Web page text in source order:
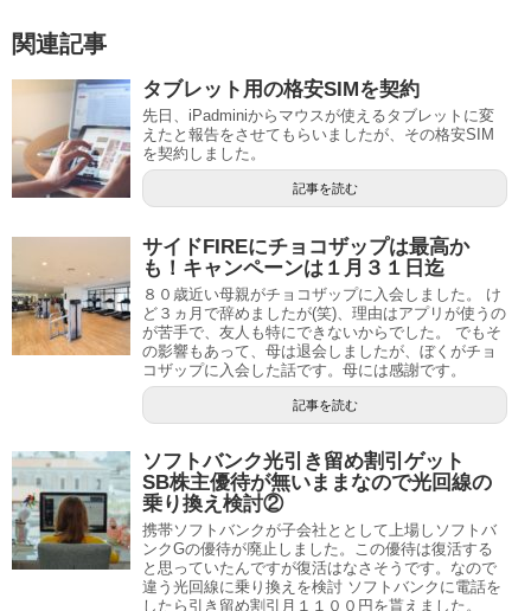
関連記事
タブレット用の格安SIMを契約
先日、iPadminiからマウスが使えるタブレットに変
えたと報告をさせてもらいましたが、その格安SIM
を契約しました。
記事を読む
サイドFIREにチョコザップは最高か
も！キャンペーンは１月３１日迄
８０歳近い母親がチョコザップに入会しました。 け
ど３ヵ月で辞めましたが(笑)、理由はアプリが使うの
が苦手で、友人も特にできないからでした。 でもそ
の影響もあって、母は退会しましたが、ぼくがチョ
コザップに入会した話です。母には感謝です。
記事を読む
ソフトバンク光引き留め割引ゲット
SB株主優待が無いままなので光回線の
乗り換え検討②
携帯ソフトバンクが子会社ととして上場しソフトバ
ンクGの優待が廃止しました。この優待は復活する
と思っていたんですが復活はなさそうです。なので
違う光回線に乗り換えを検討 ソフトバンクに電話を
したら引き留め割引月１１００円を貰えました。